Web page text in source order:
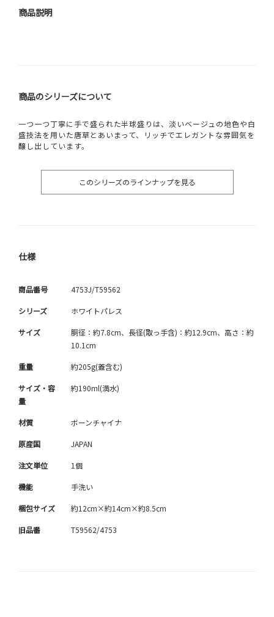
商品説明
商品のシリーズについて
一つ一つ丁寧に手で盛られた半球盛りは、淡いベージュの地色や白
盛技法を用いた唐草とあいまって、リッチでエレガントな雰囲気を
醸し出しています。
このシリーズのラインナップを見る
仕様
商品番号 4753J/T59562
シリーズ ホワイトパレス
サイズ
胴径：約7.8cm、長径(取っ手含)：約12.9cm、高さ：約
10.1cm
重量 約205g(蓋含む)
サイズ・容
量
約190ml(満水)
材質 ボーンチャイナ
原産国 JAPAN
注文単位 1個
機能 手洗い
梱包サイズ 約12cm×約14cm×約8.5cm
旧品番 T59562/4753